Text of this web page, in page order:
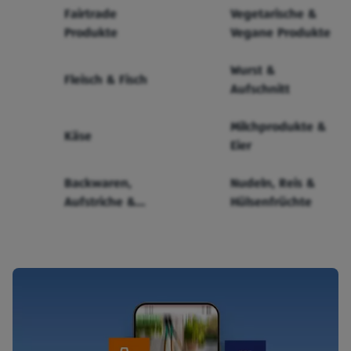
Fairtrade
Produkte
Vegetarische &
Vegane Produkte
Fleisch & Fisch
Wurst &
Aufschnitt
Käse
Milchprodukte &
Eier
Backwaren,
Aufstriche &
Nudeln, Reis &
Hülsenfrüchte